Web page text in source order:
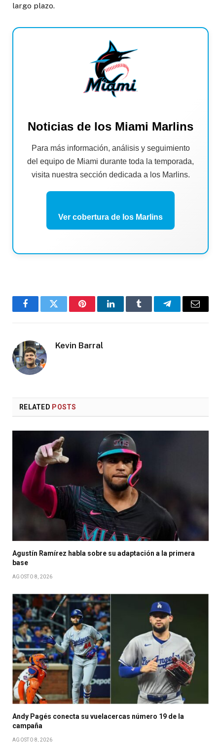
largo plazo.
Noticias de los Miami Marlins
Para más información, análisis y seguimiento
del equipo de Miami durante toda la temporada,
visita nuestra sección dedicada a los Marlins.
Ver cobertura de los Marlins
FacebookTwitter PinterestLinkedInTumblr TelegramEmail
Kevin Barral
RELATED POSTS
Agustín Ramírez habla sobre su adaptación a la primera
base
AGOSTO 8, 2026
Andy Pagés conecta su vuelacercas número 19 de la
campaña
AGOSTO 8, 2026